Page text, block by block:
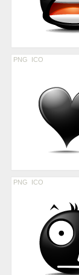
PNG ICO
PNG ICO